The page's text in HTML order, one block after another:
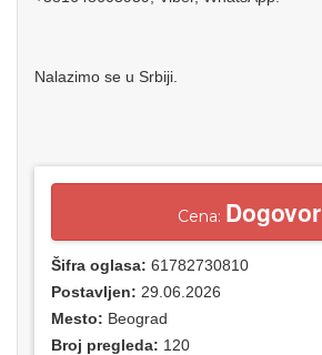
Nalazimo se u Srbiji.
Cena: Dogovor
Šifra oglasa: 61782730810
Postavljen: 29.06.2026
Mesto: Beograd
Broj pregleda: 120